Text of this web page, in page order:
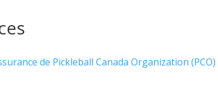
de Pickleball Canada Organization (PCO)